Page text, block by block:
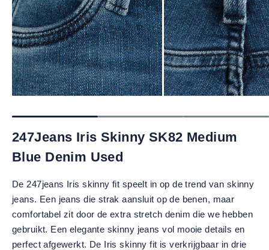
247Jeans Iris Skinny SK82 Medium
Blue Denim Used
De 247jeans Iris skinny fit speelt in op de trend van skinny
jeans. Een jeans die strak aansluit op de benen, maar
comfortabel zit door de extra stretch denim die we hebben
gebruikt. Een elegante skinny jeans vol mooie details en
perfect afgewerkt. De Iris skinny fit is verkrijgbaar in drie